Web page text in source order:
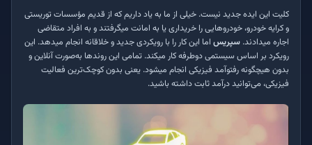
کلیت این ایده جدید نیست. خیلی از ما به یاد داریم که از قدیم مؤسسات توریستی
و کرایه خودرو، خودروهایی را خریداری یا به امانت می­گرفتند و به افراد متقاضی
اجاره می­دادند. سپریس اما این کار را با رویکردی جدید و خلاقانه انجام می­دهد. این
رویکرد بر اساس سیستمی دوطرفه کار می­کند. تمامی این روند­ها به‌صورت آنلاین و
بدون هیچ­گونه رفت­و­آمد فیزیکی انجام می­شود. یعنی بدون کوچک‌ترین فعالیت
فیزیکی، می‌توانید درآمد ثابت داشته باشید.